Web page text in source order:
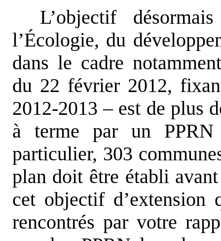
L’objectif
l’Écologie, du
dans le cadre
du 22 février 2012,
2012-2013 – est de plus
à terme par un
particulier, 303
plan doit être établi
cet objectif d’extension
rencontrés par votre